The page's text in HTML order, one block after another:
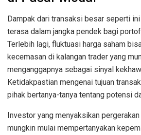
Dampak dari transaksi besar seperti
terasa dalam jangka pendek bagi
Terlebih lagi, fluktuasi harga saham
kecemasan di kalangan trader yang
menganggapnya sebagai sinyal
Ketidakpastian mengenai tujuan
pihak bertanya-tanya tentang potensi
Investor yang menyaksikan
mungkin mulai mempertanyakan